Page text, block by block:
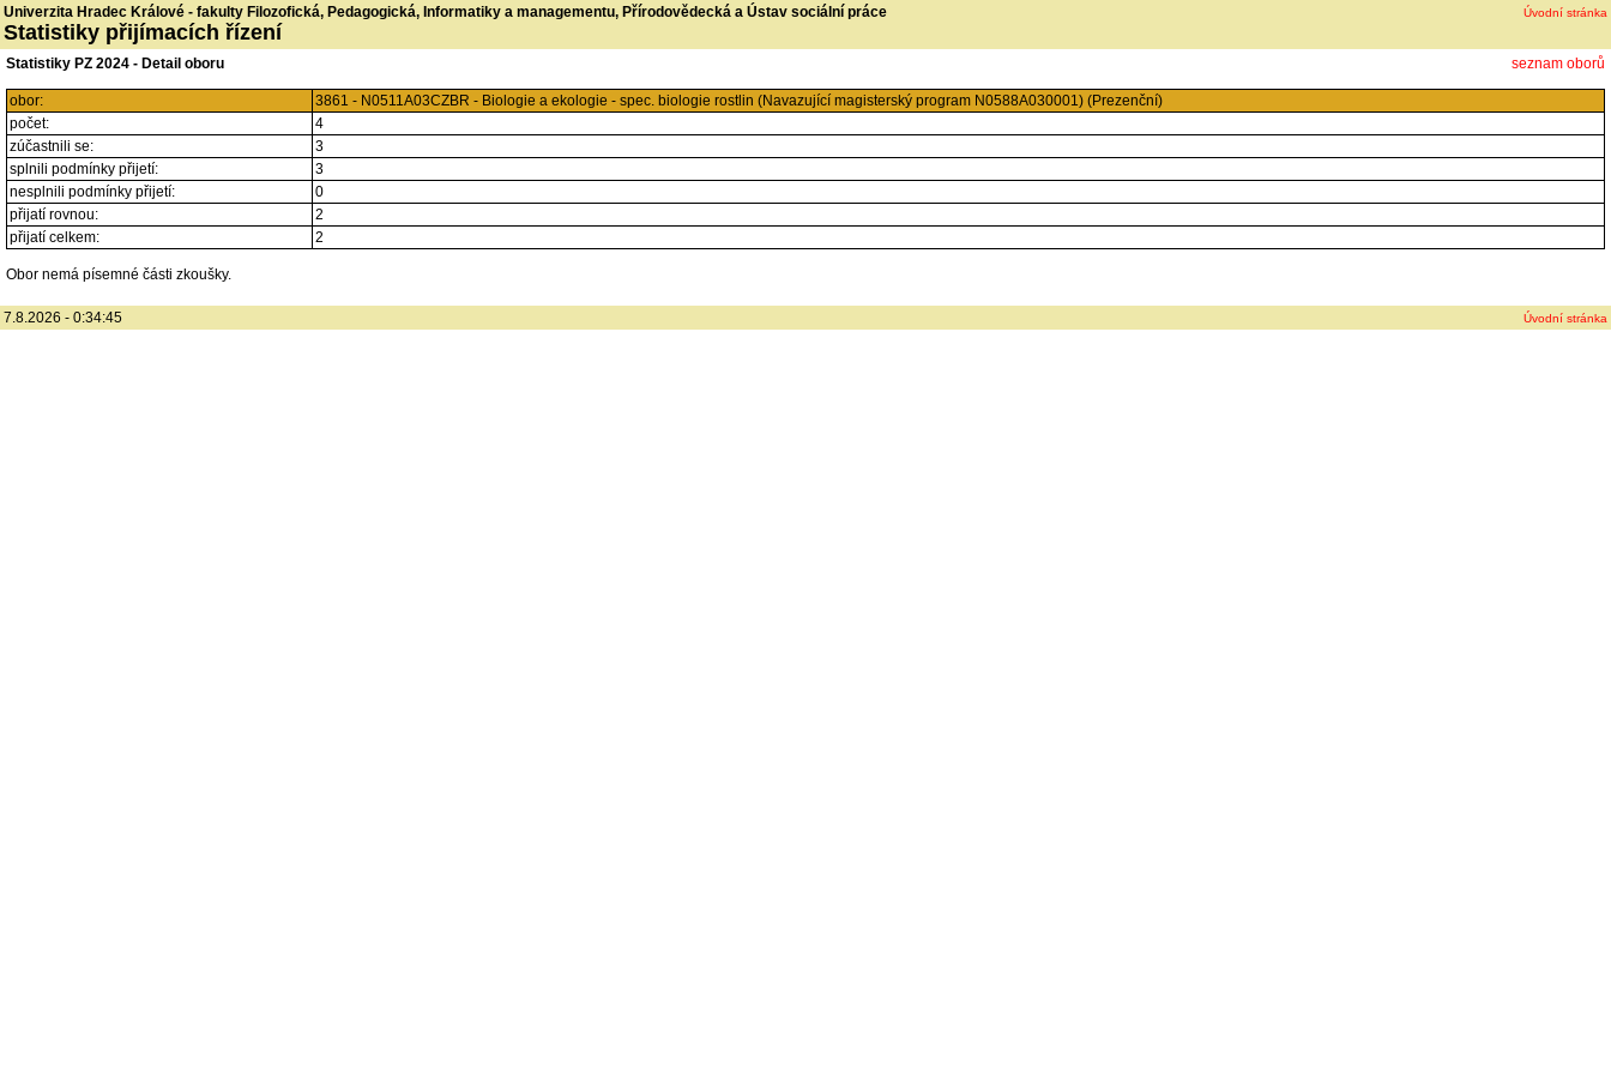
Univerzita Hradec Králové - fakulty Filozofická, Pedagogická, Informatiky a managementu, Přírodovědecká a Ústav sociální práce
Statistiky přijímacích řízení
Úvodní stránka
seznam oborů
Statistiky PZ 2024 - Detail oboru
obor:
3861 - N0511A03CZBR - Biologie a ekologie - spec. biologie rostlin (Navazující magisterský program N0588A030001) (Prezenční)
počet:
4
zúčastnili se:
3
splnili podmínky přijetí:
3
nesplnili podmínky přijetí:
0
přijatí rovnou:
2
přijatí celkem:
2
Obor nemá písemné části zkoušky.
7.8.2026 - 0:34:45 Úvodní stránka